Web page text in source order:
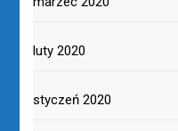
luty 2020
styczeń 2020